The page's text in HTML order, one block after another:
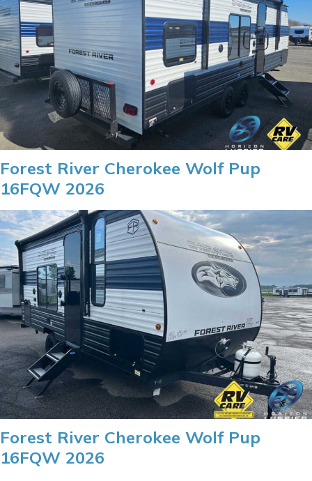
Forest River Cherokee Wolf Pup
16FQW 2026
Forest River Cherokee Wolf Pup
16FQW 2026